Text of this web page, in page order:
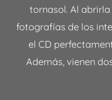
tornasol. Al
fotografías de los
el CD
Además, vienen